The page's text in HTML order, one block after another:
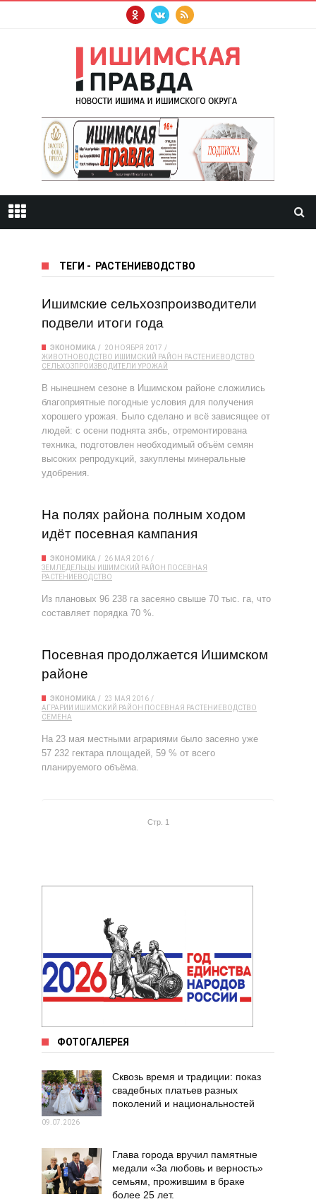
ТЕГИ - РАСТЕНИЕВОДСТВО
Ишимские сельхозпроизводители
подвели итоги года
ЭКОНОМИКА
20 НОЯБРЯ 2017
ЖИВОТНОВОДСТВО ИШИМСКИЙ РАЙОН РАСТЕНИЕВОДСТВО
СЕЛЬХОЗПРОИЗВОДИТЕЛИ УРОЖАЙ
В нынешнем сезоне в Ишимском районе сложились
благоприятные погодные условия для получения
хорошего урожая. Было сделано и всё зависящее от
людей: с осени поднята зябь, отремонтирована
техника, подготовлен необходимый объём семян
высоких репродукций, закуплены минеральные
удобрения.
На полях района полным ходом
идёт посевная кам­пания
ЭКОНОМИКА
26 МАЯ 2016
ЗЕМЛЕДЕЛЬЦЫ
ИШИМСКИЙ РАЙОН ПОСЕВНАЯ
РАСТЕНИЕВОДСТВО
Из плановых 96 238 га засеяно свыше 70 тыс. га, что
составляет по­рядка 70 %.
Посевная продолжается Ишимском
районе
ЭКОНОМИКА
23 МАЯ 2016
АГРАРИИ ИШИМСКИЙ РАЙОН ПОСЕВНАЯ РАСТЕНИЕВОДСТВО
СЕМЕНА
На 23 мая местными аграриями было засеяно уже
57 232 гектара площадей, 59 % от всего
планируемого объёма.
Стр. 1
ФОТОГАЛЕРЕЯ
Сквозь время и традиции: показ
свадебных платьев разных
поколений и национальностей
09.07.2026
Глава города вручил памятные
медали «За любовь и верность»
семьям, прожившим в браке
более 25 лет.